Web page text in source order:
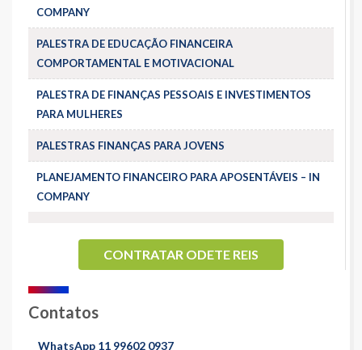
COMPANY
PALESTRA DE EDUCAÇÃO FINANCEIRA
COMPORTAMENTAL E MOTIVACIONAL
PALESTRA DE FINANÇAS PESSOAIS E INVESTIMENTOS
PARA MULHERES
PALESTRAS FINANÇAS PARA JOVENS
PLANEJAMENTO FINANCEIRO PARA APOSENTÁVEIS – IN
COMPANY
CONTRATAR ODETE REIS
Contatos
WhatsApp 11 99602 0937